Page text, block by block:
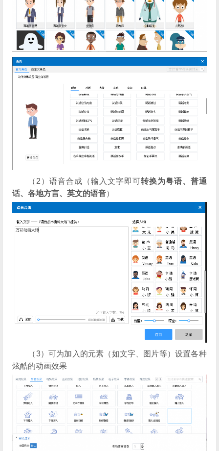
（2）语音合成（输入文字即可转换为粤语、普通
话、各地方言、英文的语音）
（3）可为加入的元素（如文字、图片等）设置各种
炫酷的动画效果